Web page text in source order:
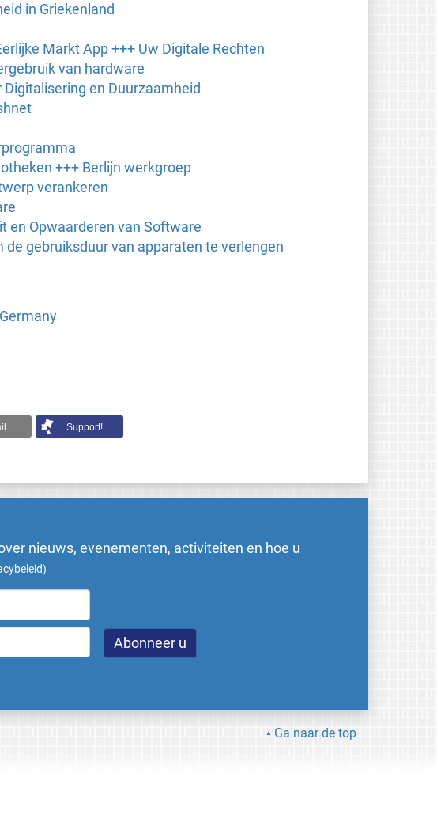
in Griekenland
Markt App +++ Uw Digitale Rechten
van hardware
Digitalisering en Duurzaamheid
+++ Berlijn werkgroep
verankeren
en Opwaarderen van Software
gebruiksduur van apparaten te verlengen
Support!
nieuws, evenementen, activiteiten en hoe u
)
Ga naar de top